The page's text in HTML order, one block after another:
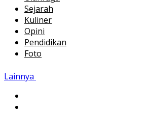
Sejarah
Kuliner
Opini
Pendidikan
Foto
Lainnya